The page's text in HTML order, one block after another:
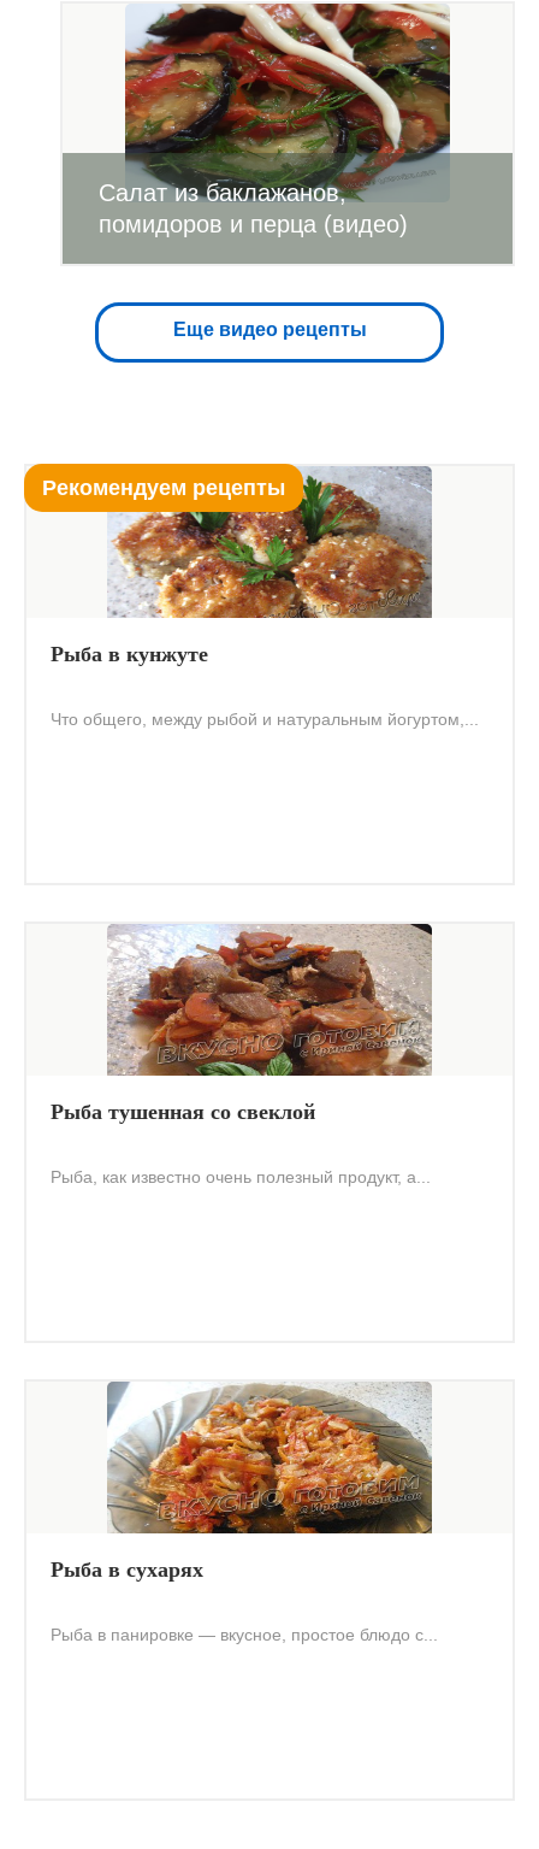
Салат из баклажанов,
помидоров и перца (видео)
Еще видео рецепты
Рекомендуем рецепты
Рыба в кунжуте
Что общего, между рыбой и натуральным йогуртом,...
Рыба тушенная со свеклой
Рыба, как известно очень полезный продукт, а...
Рыба в сухарях
Рыба в панировке — вкусное, простое блюдо с...